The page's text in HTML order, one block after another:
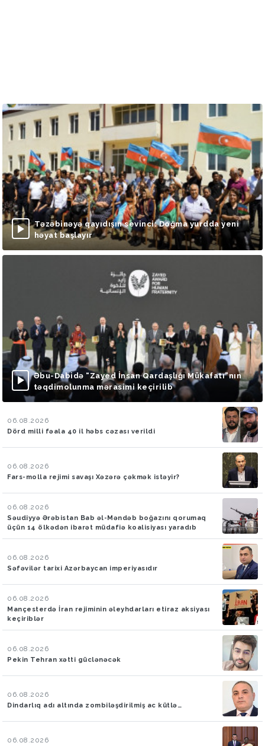
Təzəbinəyə qayıdışın sevinci: Doğma yurdda yeni
həyat başlayır
Əbu-Dabidə “Zayed İnsan Qardaşlığı Mükafatı”nın
təqdimolunma mərasimi keçirilib
06.08.2026
Dörd milli fəala 40 il həbs cəzası verildi
06.08.2026
Fars-molla rejimi savaşı Xəzərə çəkmək istəyir?
06.08.2026
Səudiyyə Ərəbistan Bab əl-Məndəb boğazını qorumaq
üçün 14 ölkədən ibarət müdafiə koalisiyası yaradıb
06.08.2026
Səfəvilər tarixi Azərbaycan imperiyasıdır
06.08.2026
Mançesterdə İran rejiminin əleyhdarları etiraz aksiyası
keçiriblər
06.08.2026
Pekin Tehran xətti güclənəcək
06.08.2026
Dindarlıq adı altında zombiləşdirilmiş ac kütlə…
06.08.2026